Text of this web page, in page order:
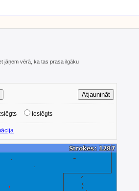
jāņem vērā, ka tas prasa ilgāku
Ieslēgts